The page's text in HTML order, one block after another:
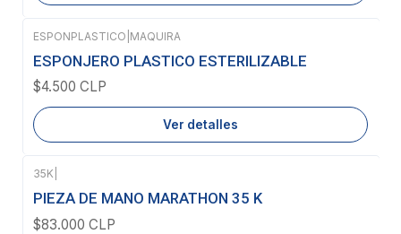
Agotado
ESPONPLASTICO MAQUIRA
ESPONJERO PLASTICO ESTERILIZABLE
$4.500 CLP
Ver detalles
Agotado
35K
PIEZA DE MANO MARATHON 35 K
$83.000 CLP